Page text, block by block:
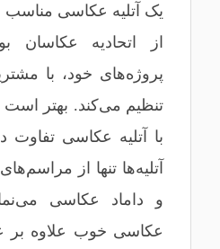
یک آتلیه عکاسی
از اتحادیه عکاسان
پروژه‌های خود، با
تنظیم می‌کند. بهتر است
با آتلیه عکاسی تفاوت
آتلیه‌ها تنها از
و داماد عکاسی
عکاسی خوب علاوه بر